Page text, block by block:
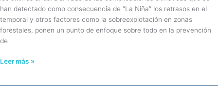
han detectado como consecuencia de “La Niña” los retrasos en el
temporal y otros factores como la sobreexplotación en zonas
forestales, ponen un punto de enfoque sobre todo en la prevención
de
Leer más »